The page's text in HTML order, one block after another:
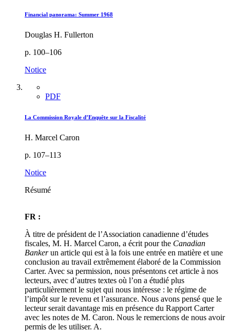
Financial panorama: Summer 1968
Douglas H. Fullerton
p. 100–106
Notice
PDF
La Commission Royale d’Enquête sur la Fiscalité
H. Marcel Caron
p. 107–113
Notice
Résumé
FR :
À titre de président de l’Association canadienne d’études
fiscales, M. H. Marcel Caron, a écrit pour the Canadian
Bankerun article qui est à la fois une entrée en matière et une
conclusion au travail extrêmement élaboré de la Commission
Carter. Avec sa permission, nous présentons cet article à nos
lecteurs, avec d’autres textes où l’on a étudié plus
particulièrement le sujet qui nous intéresse : le régime de
l’impôt sur le revenu et l’assurance. Nous avons pensé que le
lecteur serait davantage mis en présence du Rapport Carter
avec les notes de M. Caron. Nous le remercions de nous avoir
permis de les utiliser. A.